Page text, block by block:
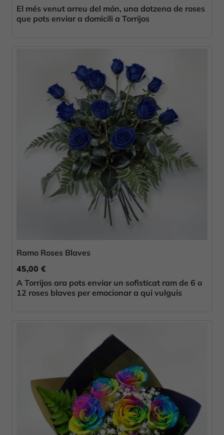
El més venut arreu del món, una dotzena de roses
que pots enviar a domicili a Torrijos
Ramo Roses Blaves
45,00 €
A Torrijos ara pots enviar un sofisticat ram de 6 o
12 roses blaves per emocionar a qui vulguis